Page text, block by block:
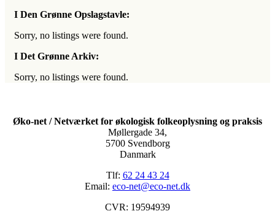
I Den Grønne Opslagstavle:
Sorry, no listings were found.
I Det Grønne Arkiv:
Sorry, no listings were found.
Øko-net / Netværket for økologisk folkeoplysning og praksis
Møllergade 34,
5700 Svendborg
Danmark
Tlf: 62 24 43 24
Email: eco-net@eco-net.dk
CVR: 19594939